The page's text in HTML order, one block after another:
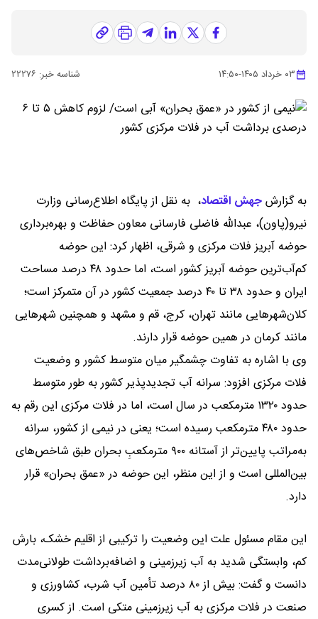
۰۳ خرداد ۱۴۰۵ -۱۴:۵۰ شناسه خبر: ۲۲۲۷۶
به گزارشجهش اقتصاد، به نقل از پایگاه اطلاع‌رسانی وزارت
نیرو(پاون)، عبدالله فاضلی فارسانی معاون حفاظت و بهره‌برداری
حوضه آبریز فلات مرکزی و شرقی، اظهار کرد: این حوضه
کم‌آب‌ترین حوضه آبریز کشور است، اما حدود ۴۸ درصد مساحت
ایران و حدود ۳۸ تا ۴۰ درصد جمعیت کشور در آن متمرکز است؛
کلان‌شهرهایی مانند تهران، کرج، قم و مشهد و همچنین شهرهایی
مانند کرمان در همین حوضه قرار دارند.
وی با اشاره به تفاوت چشمگیر میان متوسط کشور و وضعیت
فلات مرکزی افزود: سرانه آب تجدیدپذیر کشور به طور متوسط
حدود ۱۳۲۰ مترمکعب در سال است، اما در فلات مرکزی این رقم به
حدود ۴۸۰ مترمکعب رسیده است؛ یعنی در نیمی از کشور، سرانه
به‌مراتب پایین‌تر از آستانه ۹۰۰ مترمکعبِ بحران طبق شاخص‌های
بین‌المللی است و از این منظر، این حوضه در «عمق بحران» قرار
دارد.
این مقام مسئول علت این وضعیت را ترکیبی از اقلیم خشک، بارش
کم، وابستگی شدید به آب زیرزمینی و اضافه‌برداشت طولانی‌مدت
دانست و گفت: بیش از ۸۰ درصد تأمین آب شرب، کشاورزی و
صنعت در فلات مرکزی به آب زیرزمینی متکی است. از کسری